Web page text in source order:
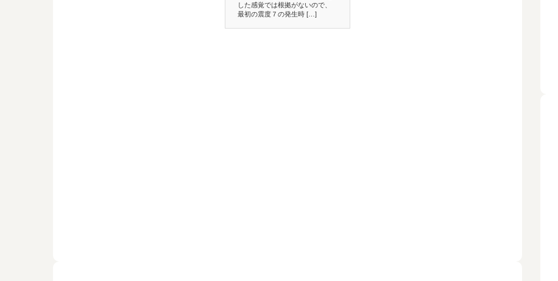
した感覚では根拠がないので、
最初の震度７の発生時 […]